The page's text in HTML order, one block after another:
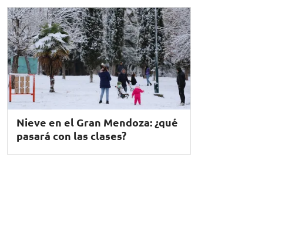
Nieve en el Gran Mendoza: ¿qué
pasará con las clases?